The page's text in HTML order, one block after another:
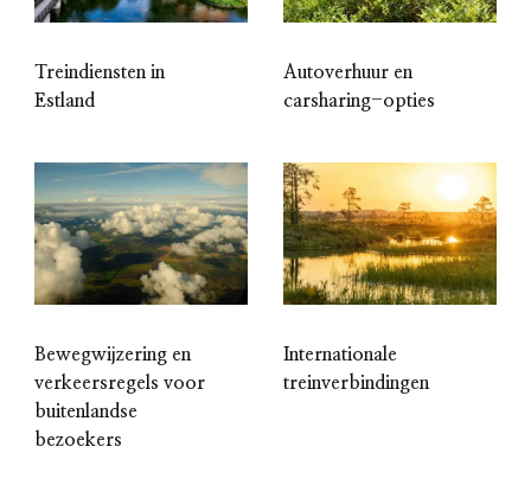
Treindiensten in
Estland
Autoverhuur en
carsharing-opties
Bewegwijzering en
verkeersregels voor
buitenlandse
bezoekers
Internationale
treinverbindingen